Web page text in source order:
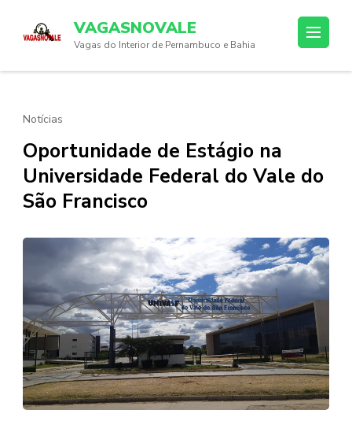
(Press
VAGASNOVALE
Vagas do Interior de Pernambuco e Bahia
Notícias
Oportunidade de Estágio na
Universidade Federal do Vale do
São Francisco